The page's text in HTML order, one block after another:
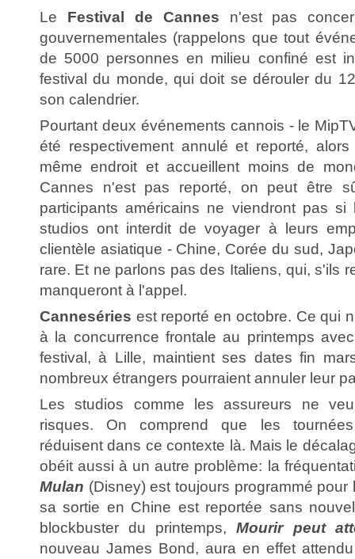
Le Festival de Cannes n'est pas
gouvernementales (rappelons que tout
de 5000 personnes en milieu confiné est
festival du monde, qui doit se dérouler du
son calendrier.
Pourtant deux événements cannois - le
été respectivement annulé et reporté,
même endroit et accueillent moins de
Cannes n'est pas reporté, on peut être
participants américains ne viendront pas
studios ont interdit de voyager à leurs
clientèle asiatique - Chine, Corée du sud,
rare. Et ne parlons pas des Italiens, qui, s'ils
manqueront à l'appel.
Canneséries est reporté en octobre. Ce qui
à la concurrence frontale au printemps
festival, à Lille, maintient ses dates fin
nombreux étrangers pourraient annuler leur
Les studios comme les assureurs ne
risques. On comprend que les
réduisent dans ce contexte là. Mais le
obéit aussi à un autre problème: la
Mulan (Disney) est toujours programmé
sa sortie en Chine est reportée sans
blockbuster du printemps, Mourir peut
nouveau James Bond, aura en effet